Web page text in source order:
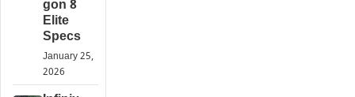
gon 8
Elite
Specs
January 25,
2026